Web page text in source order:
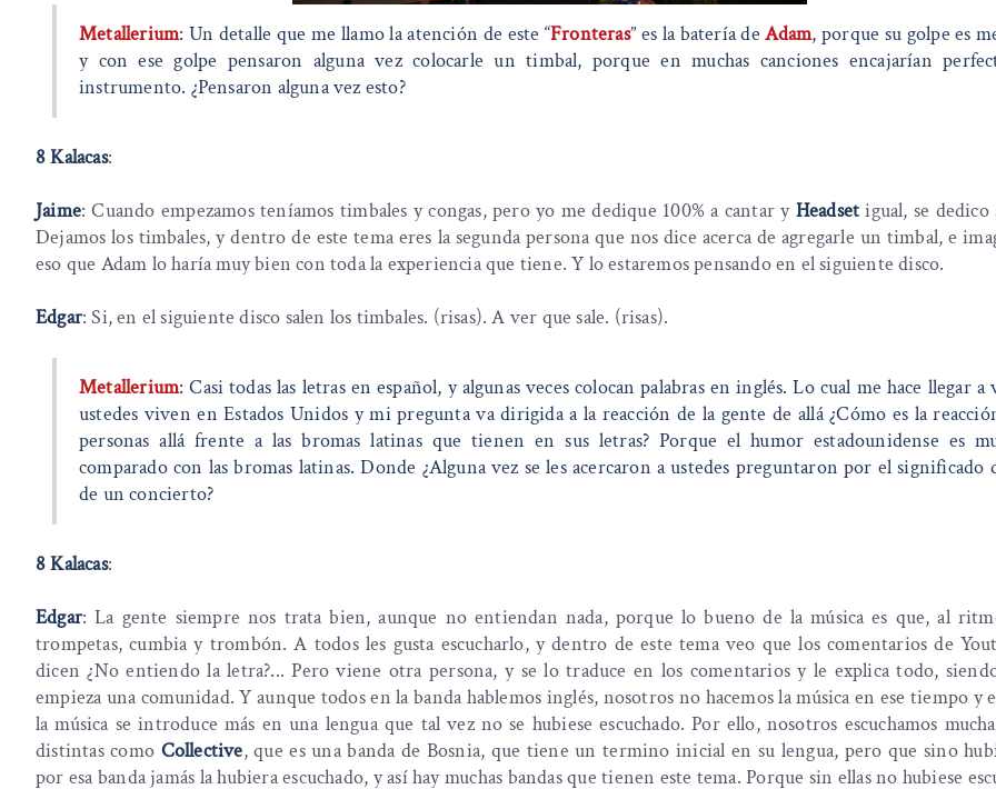
Metallerium: Un detalle que me llamo la atención de este “Fronteras” es la batería deAdam, porque su golpe es
y con ese golpe pensaron alguna vez colocarle un timbal, porque en muchas canciones encajarían
instrumento. ¿Pensaron alguna vez esto?
8 Kalacas:
Jaime: Cuando empezamos teníamos timbales y congas, pero yo me dedique 100% a cantar y Headset igual, se dedico
Dejamos los timbales, y dentro de este tema eres la segunda persona que nos dice acerca de agregarle un timbal, e
eso que Adam lo haría muy bien con toda la experiencia que tiene. Y lo estaremos pensando en el siguiente disco.
Edgar: Si, en el siguiente disco salen los timbales. (risas). A ver que sale. (risas).
Metallerium: Casi todas las letras en español, y algunas veces colocan palabras en inglés. Lo cual me hace llegar a
ustedes viven en Estados Unidos y mi pregunta va dirigida a la reacción de la gente de allá ¿Cómo es la
personas allá frente a las bromas latinas que tienen en sus letras? Porque el humor estadounidense es
comparado con las bromas latinas. Donde ¿Alguna vez se les acercaron a ustedes preguntaron por el significado
de un concierto?
8 Kalacas:
Edgar: La gente siempre nos trata bien, aunque no entiendan nada, porque lo bueno de la música es que, al
trompetas, cumbia y trombón. A todos les gusta escucharlo, y dentro de este tema veo que los comentarios de
dicen ¿No entiendo la letra?... Pero viene otra persona, y se lo traduce en los comentarios y le explica todo,
empieza una comunidad. Y aunque todos en la banda hablemos inglés, nosotros no hacemos la música en ese tiempo y
la música se introduce más en una lengua que tal vez no se hubiese escuchado. Por ello, nosotros escuchamos
distintas como Collective, que es una banda de Bosnia, que tiene un termino inicial en su lengua, pero que sino
por esa banda jamás la hubiera escuchado, y así hay muchas bandas que tienen este tema. Porque sin ellas no hubiese